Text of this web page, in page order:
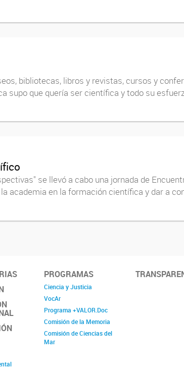
bibliotecas, libros y revistas, cursos y
supo que quería ser científica y todo su
se llevó a cabo una jornada de
academia en la formación científica y dar a
PROGRAMAS
Ciencia y Justicia
VocAr
Programa +VALOR.Doc
Comisión de la Memoria
Comisión de Ciencias del
Mar